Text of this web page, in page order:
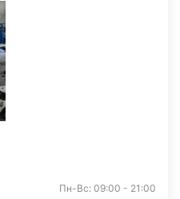
Пн-Вс: 09:00 - 21:00